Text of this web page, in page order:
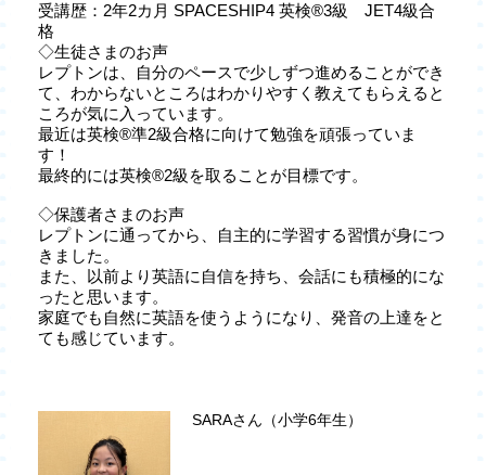
受講歴：2年2カ月 SPACESHIP4 英検®3級 JET4級合
格
◇生徒さまのお声
レプトンは、自分のペースで少しずつ進めることができ
て、わからないところはわかりやすく教えてもらえると
ころが気に入っています。
最近は英検®準2級合格に向けて勉強を頑張っていま
す！
最終的には英検®2級を取ることが目標です。
◇保護者さまのお声
レプトンに通ってから、自主的に学習する習慣が身につ
きました。
また、以前より英語に自信を持ち、会話にも積極的にな
ったと思います。
家庭でも自然に英語を使うようになり、発音の上達をと
ても感じています。
SARAさん（小学6年生）